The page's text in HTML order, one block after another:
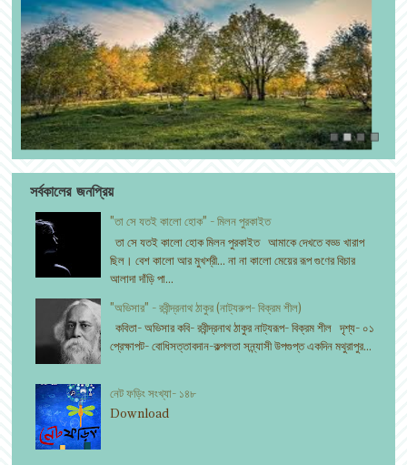
সর্বকালের জনপ্রিয়
"তা সে যতই কালো হোক" - মিলন পুরকাইত
তা সে যতই কালো হোক মিলন পুরকাইত আমাকে দেখতে বড্ড খারাপ
ছিল। বেশ কালো আর মুখশ্রী... না না কালো মেয়ের রূপ গুণের বিচার
আলাদা দাঁড়ি পা...
"অভিসার" - রবীন্দ্রনাথ ঠাকুর (নাট্যরুপ- বিক্রম শীল)
কবিতা- অভিসার কবি- রবীন্দ্রনাথ ঠাকুর নাট্যরূপ- বিক্রম শীল দৃশ্য- ০১
প্রেক্ষাপট- বোধিসত্তাবদান-কল্পলতা সন্ন্যাসী উপগুপ্ত একদিন মথুরাপুর...
নেট ফড়িং সংখ্যা- ১৪৮
Download